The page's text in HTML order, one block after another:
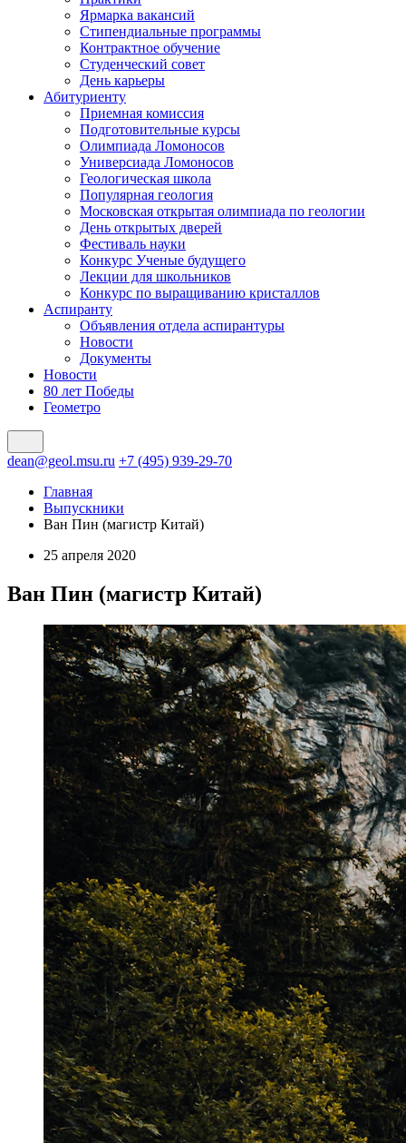
Ярмарка вакансий
Стипендиальные программы
Контрактное обучение
Студенческий совет
День карьеры
Абитуриенту
Приемная комиссия
Подготовительные курсы
Олимпиада Ломоносов
Универсиада Ломоносов
Геологическая школа
Популярная геология
Московская открытая олимпиада по геологии
День открытых дверей
Фестиваль науки
Конкурс Ученые будущего
Лекции для школьников
Конкурс по выращиванию кристаллов
Аспиранту
Объявления отдела аспирантуры
Новости
Документы
Новости
80 лет Победы
Геометро
dean@geol.msu.ru +7 (495) 939-29-70
Главная
Выпускники
Ван Пин (магистр Китай)
25 апреля 2020
Ван Пин (магистр Китай)